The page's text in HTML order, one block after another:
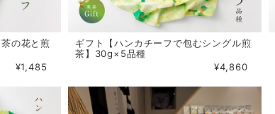
の花と煎
¥1,485
ギフト【ハンカチーフで包むシングル煎
茶】30g×5品種
¥4,860